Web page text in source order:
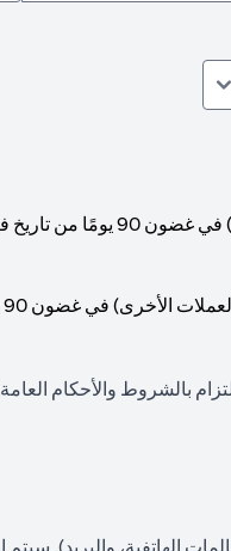
يجب الوصول إلى حد أدنى إجمالي لرصيد
بالشروط والأحكام